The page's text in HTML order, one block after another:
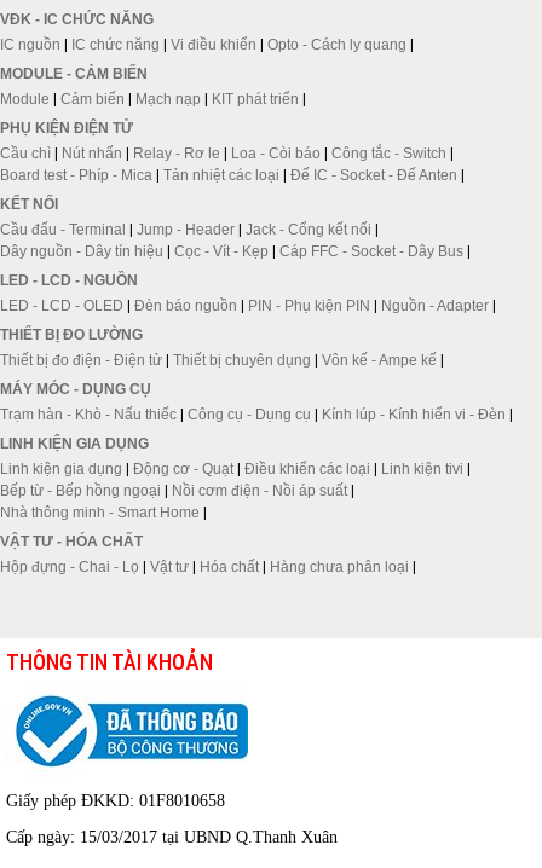
VĐK - IC CHỨC NĂNG
IC nguồn | IC chức năng | Vi điều khiển | Opto - Cách ly quang |
MODULE - CẢM BIẾN
Module | Cảm biến | Mạch nạp | KIT phát triển |
PHỤ KIỆN ĐIỆN TỬ
Cầu chì | Nút nhấn | Relay - Rơ le | Loa - Còi báo | Công tắc - Switch |
Board test - Phíp - Mica | Tản nhiệt các loại | Đế IC - Socket - Đế Anten |
KẾT NỐI
Cầu đấu - Terminal | Jump - Header | Jack - Cổng kết nối |
Dây nguồn - Dây tín hiệu | Cọc - Vít - Kẹp | Cáp FFC - Socket - Dây Bus |
LED - LCD - NGUỒN
LED - LCD - OLED | Đèn báo nguồn | PIN - Phụ kiện PIN | Nguồn - Adapter |
THIẾT BỊ ĐO LƯỜNG
Thiết bị đo điện - Điện tử | Thiết bị chuyên dụng | Vôn kế - Ampe kế |
MÁY MÓC - DỤNG CỤ
Trạm hàn - Khò - Nấu thiếc | Công cụ - Dụng cụ | Kính lúp - Kính hiển vi - Đèn |
LINH KIỆN GIA DỤNG
Linh kiện gia dụng | Động cơ - Quạt | Điều khiển các loại | Linh kiện tivi |
Bếp từ - Bếp hồng ngoại | Nồi cơm điện - Nồi áp suất |
Nhà thông minh - Smart Home |
VẬT TƯ - HÓA CHẤT
Hộp đựng - Chai - Lọ | Vật tư | Hóa chất | Hàng chưa phân loại |
THÔNG TIN TÀI KHOẢN
Giấy phép ĐKKD: 01F8010658
Cấp ngày: 15/03/2017 tại UBND Q.Thanh Xuân